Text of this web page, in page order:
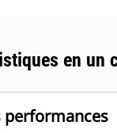
en un
performances